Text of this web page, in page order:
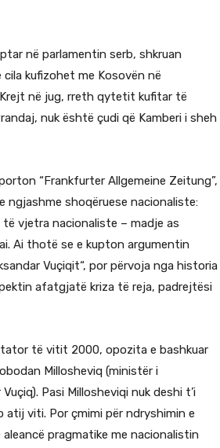
në parlamentin serb, shkruan
cila kufizohet me Kosovën në
Krejt në jug, rreth qytetit kufitar të
nuk është çudi që Kamberi i sheh
“Frankfurter Allgemeine Zeitung”,
ngjashme shoqëruese nacionaliste:
të vjetra nacionaliste – madje as
Ai thotë se e kupton argumentin
Vuçiqit“, por përvoja nga historia
afatgjatë kriza të reja, padrejtësi
të vitit 2000, opozita e bashkuar
Millosheviq (ministër i
Pasi Millosheviqi nuk deshi t’i
viti. Por çmimi për ndryshimin e
pragmatike me nacionalistin